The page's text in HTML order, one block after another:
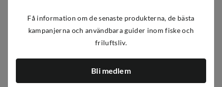
Men som tur är har vi många fler produkter för aktiviteter
och träning utomhus. Ta gärna en titt på vårt breda
sortiment!
Få information om de senaste produkterna, de bästa
kampanjerna och användbara guider inom fiske och
friluftsliv.
Bli medlem